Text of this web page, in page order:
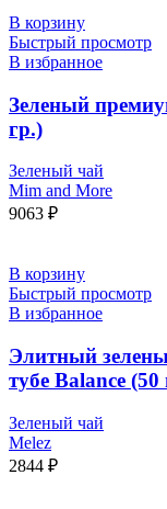
В корзину
Быстрый просмотр
В избранное
Зеленый
гр.)
Зеленый чай
Mim and More
9063 ₽
В корзину
Быстрый просмотр
В избранное
Элитный
тубе Balance (50
Зеленый чай
Melez
2844 ₽